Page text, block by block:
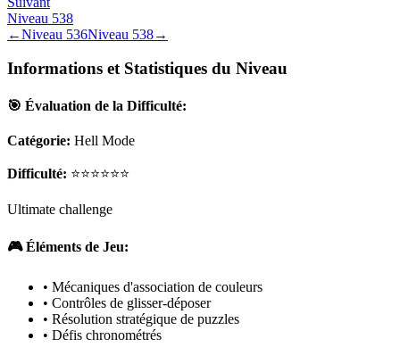
Niveau 538
←Niveau 536Niveau 538→
Informations et Statistiques du Niveau
🎯 Évaluation de la Difficulté:
Catégorie: Hell Mode
Difficulté: ⭐⭐⭐⭐⭐⭐
Ultimate challenge
🎮 Éléments de Jeu:
• Mécaniques d'association de couleurs
• Contrôles de glisser-déposer
• Résolution stratégique de puzzles
• Défis chronométrés